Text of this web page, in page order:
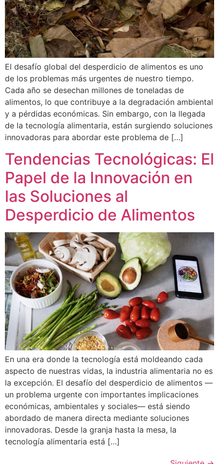
El desafío global del desperdicio de alimentos es uno
de los problemas más urgentes de nuestro tiempo.
Cada año se desechan millones de toneladas de
alimentos, lo que contribuye a la degradación ambiental
y a pérdidas económicas. Sin embargo, con la llegada
de la tecnología alimentaria, están surgiendo soluciones
innovadoras para abordar este problema de […]
Tendencias Tecnológicas: El
Papel de la Innovación en
las Soluciones al
Desperdicio de Alimentos
En una era donde la tecnología está moldeando cada
aspecto de nuestras vidas, la industria alimentaria no es
la excepción. El desafío del desperdicio de alimentos —
un problema urgente con importantes implicaciones
económicas, ambientales y sociales— está siendo
abordado de manera directa mediante soluciones
innovadoras. Desde la granja hasta la mesa, la
tecnología alimentaria está […]